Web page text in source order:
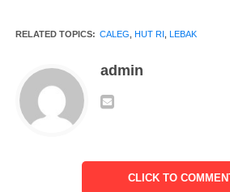
Menurut H. Suryana, di era digitalisasi
maju dan mudah. Namun, meski begitu,
RELATED TOPICS: CALEG HUT RI LEBAK
admin
CLICK TO